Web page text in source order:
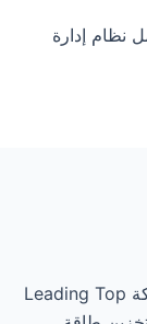
نظام إدارة
صُممت حاوية BESS مقاس 20 قدمًا من شركة Leading Top